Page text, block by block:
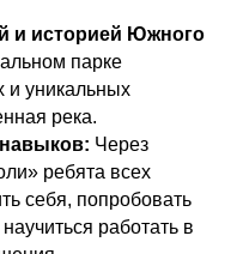
и историей Южного
парке
и уникальных
река.
Через
ребята всех
себя, попробовать
работать в